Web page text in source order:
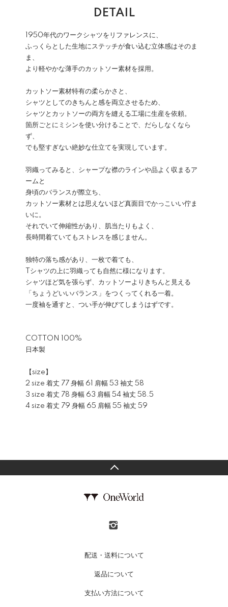
DETAIL
1950年代のワークシャツをリファレンスに、
ふっくらとした生地にステッチが食い込む立体感はそのま
ま、
より軽やかな薄手のカットソー素材を採用。
カットソー素材特有の柔らかさと、
シャツとしてのきちんと感を両立させるため、
シャツとカットソーの両方を縫える工場に生産を依頼。
箇所ごとにミシンを使い分けることで、だらしなくなら
ず、
でも堅すぎない絶妙な仕立てを実現しています。
羽織ってみると、シャープな襟のラインや品よく収まるア
ームと
身頃のバランスが際立ち、
カットソー素材とは思えないほど真面目でかっこいい佇ま
いに。
それでいて伸縮性があり、肌当たりもよく、
長時間着ていてもストレスを感じません。
独特の落ち感があり、一枚で着ても、
Tシャツの上に羽織っても自然に様になります。
シャツほど気を張らず、カットソーよりきちんと見える
「ちょうどいいバランス」をつくってくれる一着。
一度袖を通すと、つい手が伸びてしまうはずです。
COTTON 100%
日本製
【size】
2 size 着丈 77 身幅 61 肩幅 53 袖丈 58
3 size 着丈 78 身幅 63 肩幅 54 袖丈 58.5
4 size 着丈 79 身幅 65 肩幅 55 袖丈 59
配送・送料について
返品について
支払い方法について